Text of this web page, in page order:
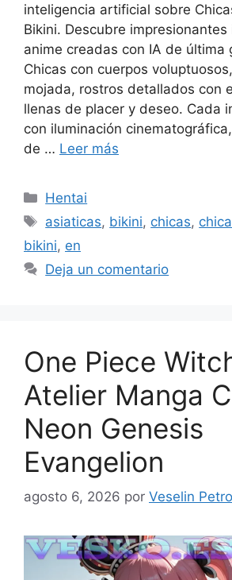
inteligencia artificial sobre
Bikini. Descubre impresionantes
anime creadas con IA de última
Chicas con cuerpos
mojada, rostros detallados con
llenas de placer y deseo. Cada
con iluminación
de … Leer más
Categorías
Hentai
Etiquetas
asiaticas, bikini, chicas,
bikini, en
Deja un comentario
One Piece
Atelier Manga
Neon Genesis
Evangelion
agosto 6, 2026 por Veselin